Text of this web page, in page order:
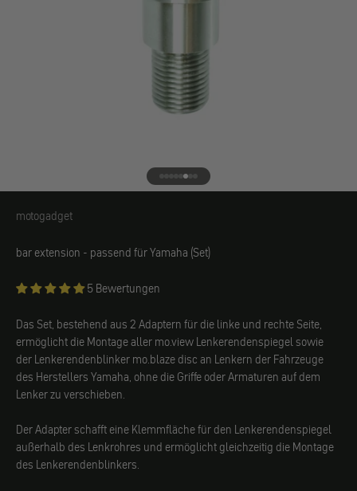
Gehe zu Element 1
Gehe zu Element 2
Gehe zu Element 3
Gehe zu Element 4
Gehe zu Element 5
Gehe zu Element 6
Gehe zu Element 7
Gehe zu Element 8
motogadget
motogadget
bar extension - passend für Yamaha (Set)
5 Bewertungen
Das Set, bestehend aus 2 Adaptern für die linke und rechte Seite,
ermöglicht die Montage aller mo.view Lenkerendenspiegel sowie
der Lenkerendenblinker mo.blaze disc an Lenkern der Fahrzeuge
des Herstellers Yamaha, ohne die Griffe oder Armaturen auf dem
Lenker zu verschieben.
Der Adapter schafft eine Klemmfläche für den Lenkerendenspiegel
außerhalb des Lenkrohres und ermöglicht gleichzeitig die Montage
des Lenkerendenblinkers.